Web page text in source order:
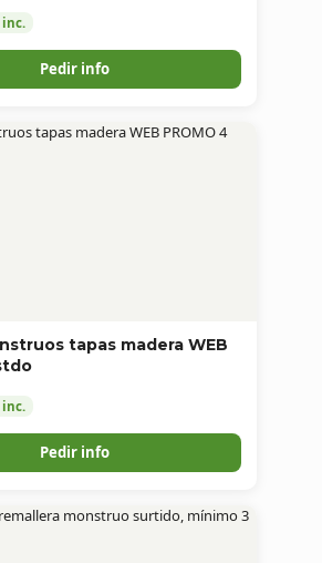
inc.
Pedir info
tapas madera WEB
inc.
Pedir info